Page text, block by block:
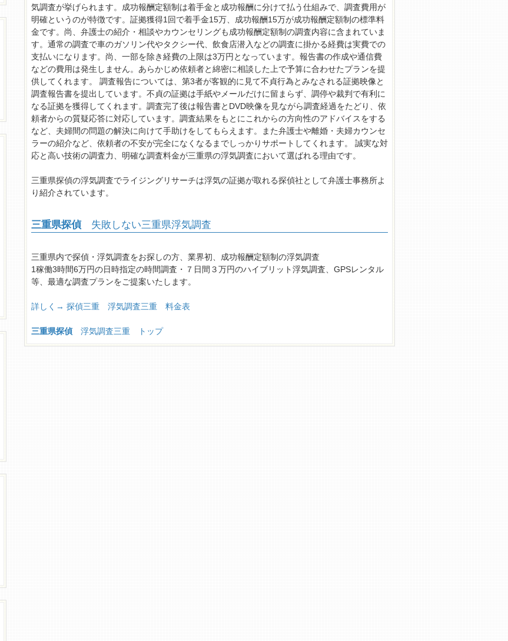
気調査が挙げられます。成功報酬定額制は着手金と成功報酬に分けて払う仕組みで、調査費用が
明確というのが特徴です。証拠獲得1回で着手金15万、成功報酬15万が成功報酬定額制の標準料
金です。尚、弁護士の紹介・相談やカウンセリングも成功報酬定額制の調査内容に含まれていま
す。通常の調査で車のガソリン代やタクシー代、飲食店潜入などの調査に掛かる経費は実費での
支払いになります。尚、一部を除き経費の上限は3万円となっています。報告書の作成や通信費
などの費用は発生しません。あらかじめ依頼者と綿密に相談した上で予算に合わせたプランを提
供してくれます。 調査報告については、第3者が客観的に見て不貞行為とみなされる証拠映像と
調査報告書を提出しています。不貞の証拠は手紙やメールだけに留まらず、調停や裁判で有利に
なる証拠を獲得してくれます。調査完了後は報告書とDVD映像を見ながら調査経過をたどり、依
頼者からの質疑応答に対応しています。調査結果をもとにこれからの方向性のアドバイスをする
など、夫婦間の問題の解決に向けて手助けをしてもらえます。また弁護士や離婚・夫婦カウンセ
ラーの紹介など、依頼者の不安が完全になくなるまでしっかりサポートしてくれます。 誠実な対
応と高い技術の調査力、明確な調査料金が三重県の浮気調査において選ばれる理由です。
三重県探偵の浮気調査でライジングリサーチは浮気の証拠が取れる探偵社として弁護士事務所よ
り紹介されています。
三重県探偵失敗しない三重県浮気調査
三重県内で探偵・浮気調査をお探しの方、業界初、成功報酬定額制の浮気調査
1稼働3時間6万円の日時指定の時間調査・７日間３万円のハイブリット浮気調査、GPSレンタル
等、最適な調査プランをご提案いたします。
詳しく→ 探偵三重 浮気調査三重 料金表
三重県探偵浮気調査三重 トップ